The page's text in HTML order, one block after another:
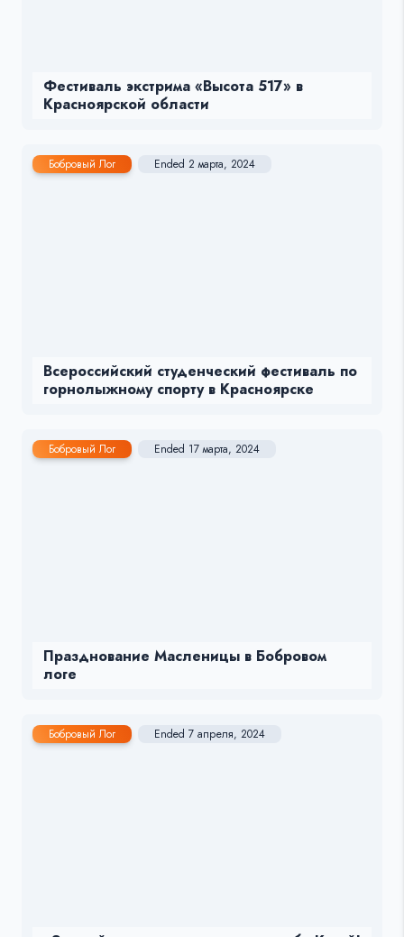
Фестиваль экстрима «Высота 517» в
Красноярской области
Бобровый Лог Ended 2 марта, 2024
Всероссийский студенческий фестиваль по
горнолыжному спорту в Красноярске
Бобровый Лог Ended 17 марта, 2024
Празднование Масленицы в Бобровом
логе
Бобровый Лог Ended 7 апреля, 2024